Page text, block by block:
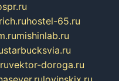
hostel-65.ru
mishinlab.ru
starbucksvia.ru
vektor-doroga.ru